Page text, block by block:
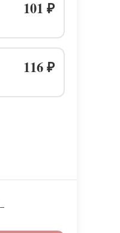
101 ₽
116 ₽